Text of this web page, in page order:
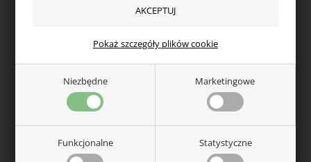
Niezbędne Marketingowe
Funkcjonalne Statystyczne
Pokaż szczegóły plików cookie
Eques KLHekla damskie
jodhpur bryczesy
743,00zł
W magazynie — wysyłka od ręki
Kingsland Classic Coral
damska kurtka polarowa
571,00zł
W magazynie — wysyłka od ręki